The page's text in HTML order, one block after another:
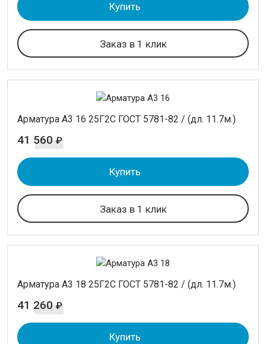
Длина
11 700 мм.
Применить
Купить
Заказ в 1 клик
Арматура А3 16 25Г2С ГОСТ 5781-82 / (дл. 11.7м.)
41 560 ₽
Купить
Заказ в 1 клик
Арматура А3 18 25Г2С ГОСТ 5781-82 / (дл. 11.7м.)
41 260 ₽
Купить